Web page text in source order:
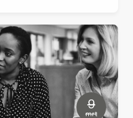
9
mrt